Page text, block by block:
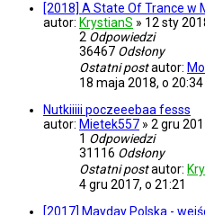
[2018] A State Of Trance w
autor: KrystianS » 12 sty
2 Odpowiedzi
36467 Odsłony
Ostatni postautor:
18 maja 2018, o 20:34
Nutkiiiii poczeeebaa fesss
autor: Mietek557 » 2 gru
1 Odpowiedzi
31116 Odsłony
Ostatni postautor:
4 gru 2017, o 21:21
[2017] Mayday Polska -